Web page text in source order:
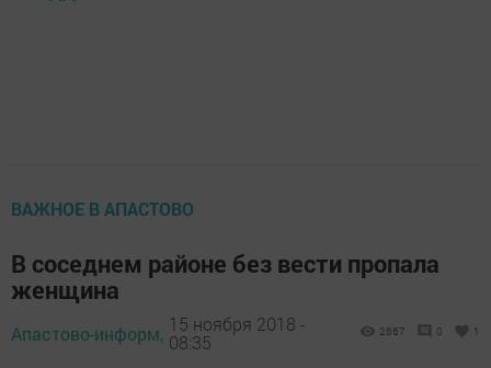
ВАЖНОЕ В АПАСТОВО
В соседнем районе без вести пропала
женщина
Апастово-информ, 15 ноября 2018 -
08:35
2667 0 1